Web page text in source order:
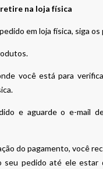
na loja física
em loja física, siga os
você está para
e aguarde o e-mail
do pagamento, você
seu pedido até ele estar